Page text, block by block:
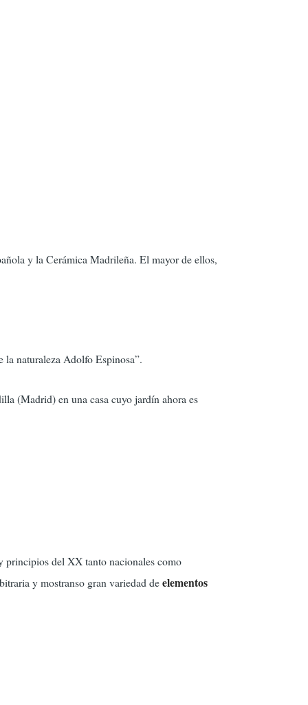
y la Cerámica Madrileña. El mayor de ellos,
la naturaleza Adolfo Espinosa”.
(Madrid) en una casa cuyo jardín ahora es
del XX tanto nacionales como
y mostranso gran variedad deelementos